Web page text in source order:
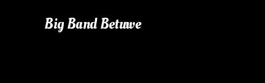
Big Band Betuwe